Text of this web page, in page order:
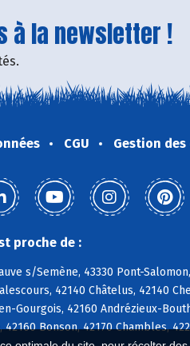
à la newsletter !
CGU Gestion des
proche de :
s/Semène, 43330 Pont-
42140 Châtelus, 42140
Gourgois, 42160 Andrézieux-
Bonson, 42170 Chambles,